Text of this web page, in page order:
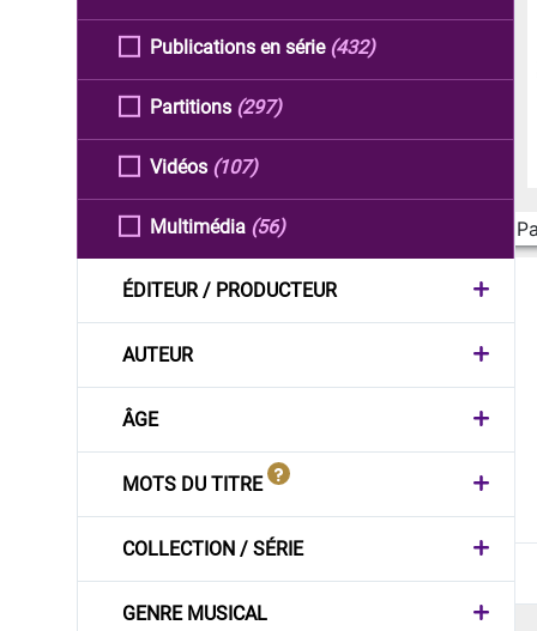
Publications en série (432)
Partitions (297)
Vidéos (107)
Multimédia (56)
ÉDITEUR / PRODUCTEUR
AUTEUR
ÂGE
MOTS DU TITRE
COLLECTION / SÉRIE
GENRE MUSICAL